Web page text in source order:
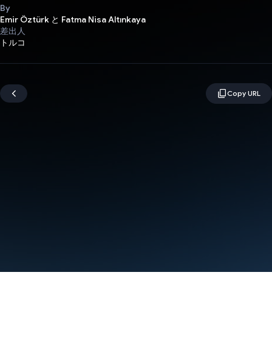
By
Emir Öztürk と Fatma Nisa Altınkaya
差出人
トルコ